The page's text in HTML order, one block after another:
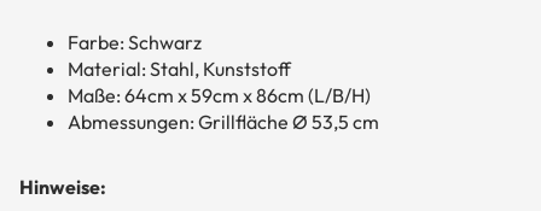
Farbe: Schwarz
Material: Stahl, Kunststoff
Maße: 64cm x 59cm x 86cm (L/B/H)
Abmessungen: Grillfläche Ø 53,5 cm
Hinweise: